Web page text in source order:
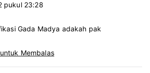
pukul 23:28
Gada Madya adakah pak
Membalas